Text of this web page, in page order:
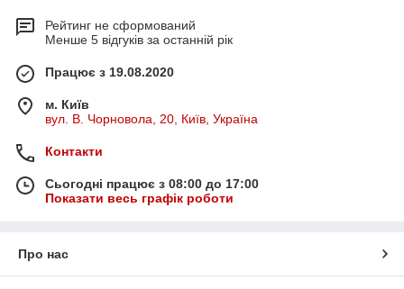
Рейтинг не сформований
Менше 5 відгуків за останній рік
Працює з 19.08.2020
м. Київ
вул. В. Чорновола, 20, Київ, Україна
Контакти
Сьогодні працює з 08:00 до 17:00
Показати весь графік роботи
Про нас